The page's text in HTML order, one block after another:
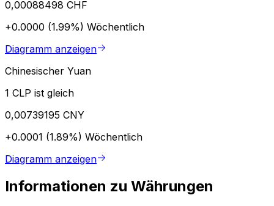
0,00088498 CHF
+0.0000 (1.99%) Wöchentlich
Diagramm anzeigen
Chinesischer Yuan
1 CLP ist gleich
0,00739195 CNY
+0.0001 (1.89%) Wöchentlich
Diagramm anzeigen
Informationen zu Währungen